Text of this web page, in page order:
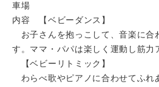
車場
内容 【ベビーダンス】
お子さんを抱っこして、音楽に合
す。ママ・パパは楽しく運動し筋力
【ベビーリトミック】
わらべ歌やピアノに合わせてふれ